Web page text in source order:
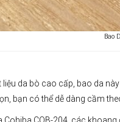
Bao
da bò cao cấp, bao da
bạn có thể dễ dàng cầm
Cohiba COB-204, các